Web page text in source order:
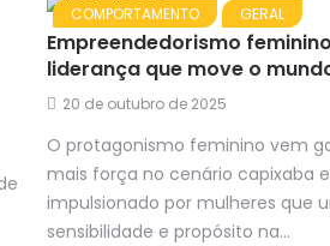
COMPORTAMENTO GERAL
Empreendedorismo
liderança que move o
20 de outubro de 2025
O protagonismo feminino vem
mais força no cenário capixaba
impulsionado por mulheres que
sensibilidade e propósito na...